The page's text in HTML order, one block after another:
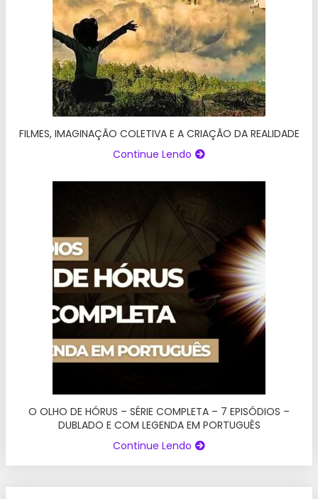
FILMES, IMAGINAÇÃO COLETIVA E A CRIAÇÃO DA REALIDADE
Continue Lendo
O OLHO DE HÓRUS – SÉRIE COMPLETA – 7 EPISÓDIOS –
DUBLADO E COM LEGENDA EM PORTUGUÊS
Continue Lendo